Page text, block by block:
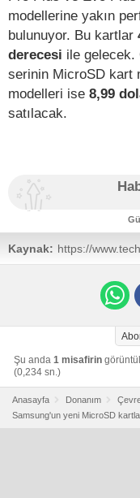
modellerine yakın
bulunuyor. Bu kartlar
derecesi ile gelecek.
serinin MicroSD kart
modelleri ise 8,99
satılacak.
Kaynak: https://
microsd-sd-
Şu anda 1 misafirin
(0,234 sn.)
Anasayfa Donanım
Samsung'un yeni MicroSD